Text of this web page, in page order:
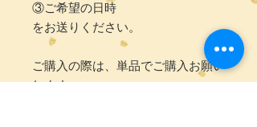
③ご希望の日時
をお送りください。
ご購入の際は、単品でご購入お願い
します。